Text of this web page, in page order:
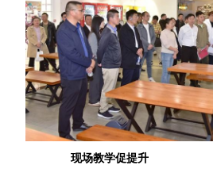
现场教学促提升